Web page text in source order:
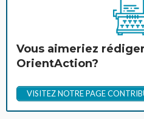
Vous aimeriez
OrientAction?
VISITEZ NOTRE PAGE